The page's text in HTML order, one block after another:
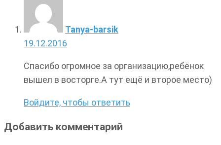
Tanya-barsik
19.12.2016
Спасибо огромное за организацию,ребёнок
вышел в восторге.А тут ещё и второе место)
Войдите, чтобы ответить
Добавить комментарий